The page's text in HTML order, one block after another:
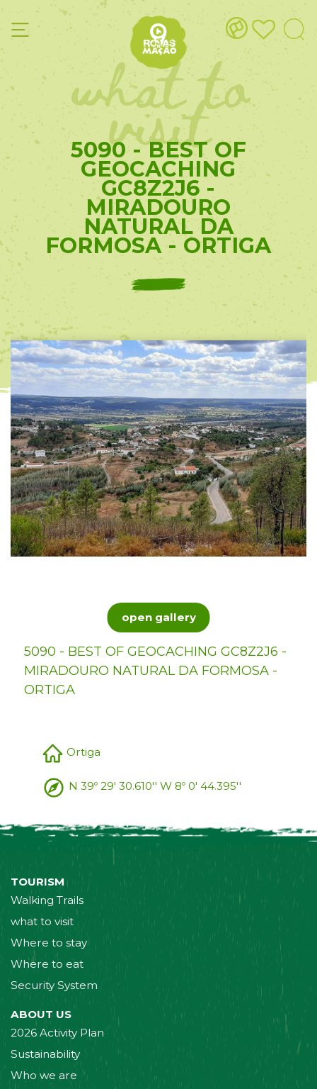
what to
visit
5090 - BEST OF
GEOCACHING
GC8Z2J6 -
MIRADOURO
NATURAL DA
FORMOSA - ORTIGA
open gallery
5090 - BEST OF GEOCACHING GC8Z2J6 -
MIRADOURO NATURAL DA FORMOSA -
ORTIGA
Ortiga
N 39º 29' 30.610'' W 8º 0' 44.395''
TOURISM
Walking Trails
what to visit
Where to stay
Where to eat
Security System
ABOUT US
2026 Activity Plan
Sustainability
Who we are